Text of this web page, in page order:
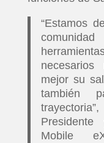
“Estamos
mejor su
también
Mobile